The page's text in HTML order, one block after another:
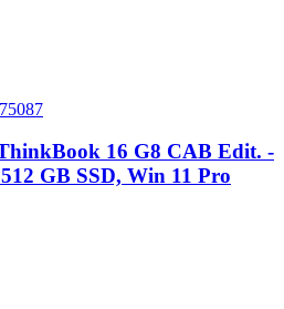
16 G8 CAB Edit. -
GB SSD, Win 11 Pro